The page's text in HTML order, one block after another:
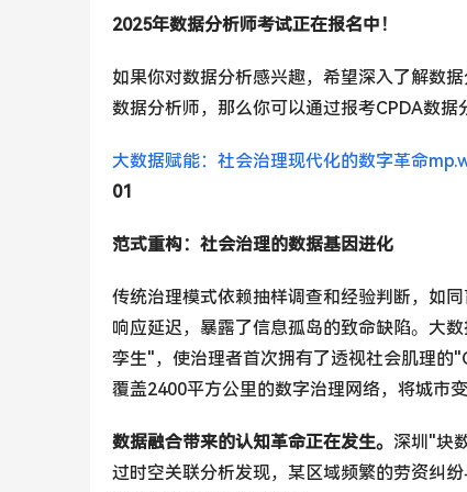
2025年数据分析师考试正在报名中！
如果你对数据分析感兴趣，希望深入了解数
数据分析师，那么你可以通过报考CPDA数据
大数据赋能：社会治理现代化的数字革命
01
范式重构：社会治理的数据基因进化
传统治理模式依赖抽样调查和经验判断，如
响应延迟，暴露了信息孤岛的致命缺陷。大
孪生"，使治理者首次拥有了透视社会肌理
覆盖2400平方公里的数字治理网络，将城市
数据融合带来的认知革命正在发生。 深圳"块
过时空关联分析发现，某区域频繁的劳资纠纷